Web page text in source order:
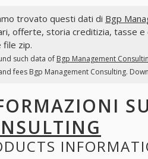
trovato questi dati di Bgp
offerte, storia creditizia, tasse e
file zip.
such data of Bgp Management
fees Bgp Management Consulting.